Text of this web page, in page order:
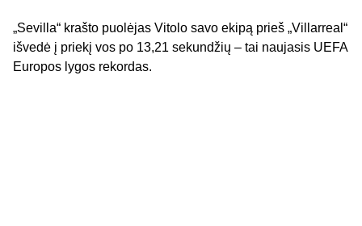
„Sevilla“ krašto puolėjas Vitolo savo ekipą prieš „Villarreal“
išvedė į priekį vos po 13,21 sekundžių – tai naujasis UEFA
Europos lygos rekordas.